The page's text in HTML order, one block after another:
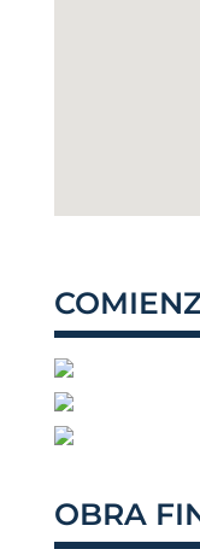
OBRA